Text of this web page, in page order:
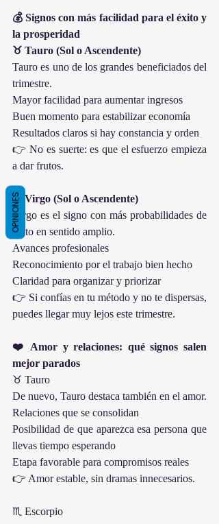
💰 Signos con más facilidad para el éxito y
la prosperidad
♉ Tauro (Sol o Ascendente)
Tauro es uno de los grandes beneficiados del
trimestre.
Mayor facilidad para aumentar ingresos
Buen momento para estabilizar economía
Resultados claros si hay constancia y orden
👉 No es suerte: es que el esfuerzo empieza
a dar frutos.
♍ Virgo (Sol o Ascendente)
Virgo es el signo con más probabilidades de
éxito en sentido amplio.
Avances profesionales
Reconocimiento por el trabajo bien hecho
Claridad para organizar y priorizar
👉 Si confías en tu método y no te dispersas,
puedes llegar muy lejos este trimestre.
❤️ Amor y relaciones: qué signos salen
mejor parados
♉ Tauro
De nuevo, Tauro destaca también en el amor.
Relaciones que se consolidan
Posibilidad de que aparezca esa persona que
llevas tiempo esperando
Etapa favorable para compromisos reales
👉 Amor estable, sin dramas innecesarios.
♏ Escorpio
OPINIONES